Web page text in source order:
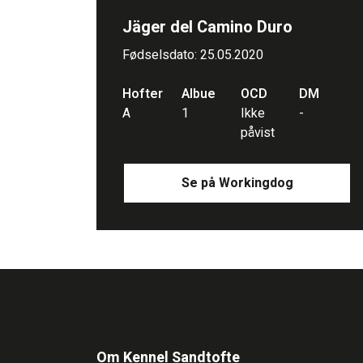
Jäger del Camino Duro
Fødselsdato: 25.05.2020
Hofter
Albue OCD
DM
A
1
Ikke
påvist
-
Se på Workingdog
Om Kennel Sandtofte